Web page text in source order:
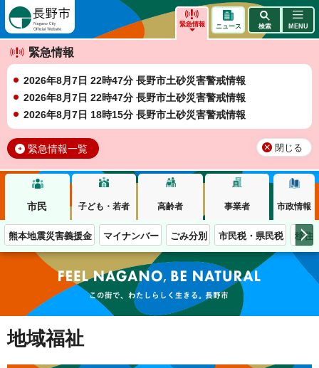
緊急情報
緊急情報
2026年8月7日 22時47分 長野市土砂災害警戒情報
2026年8月7日 22時47分 長野市土砂災害警戒情報
2026年8月7日 18時15分 長野市土砂災害警戒情報
緊急情報一覧 閉じる
ニュース 検索 MENU
市民 子ども・若者 高齢者 事業者 市政情報
熊本地震災害義援金 マイナンバー ごみ分別 市民税・県民税 移住
この街で、わたしらしく生きる。長野市
地域福祉